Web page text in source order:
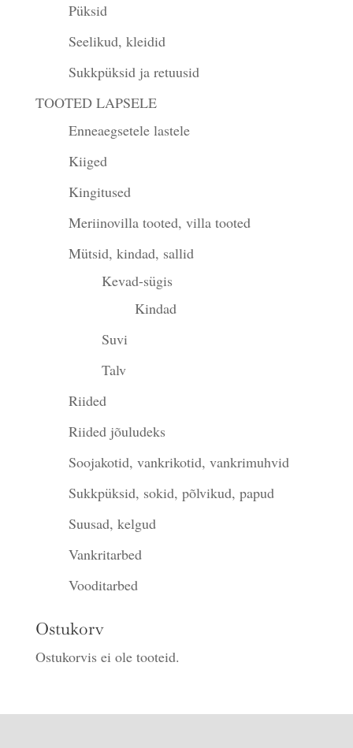
Püksid
Seelikud, kleidid
Sukkpüksid ja retuusid
TOOTED LAPSELE
Enneaegsetele lastele
Kiiged
Kingitused
Meriinovilla tooted, villa tooted
Mütsid, kindad, sallid
Kevad-sügis
Kindad
Suvi
Talv
Riided
Riided jõuludeks
Soojakotid, vankrikotid, vankrimuhvid
Sukkpüksid, sokid, põlvikud, papud
Suusad, kelgud
Vankritarbed
Vooditarbed
Ostukorv
Ostukorvis ei ole tooteid.